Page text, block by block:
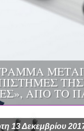
ΑΠΟ ΤΟ
13 Δεκεμβρίου